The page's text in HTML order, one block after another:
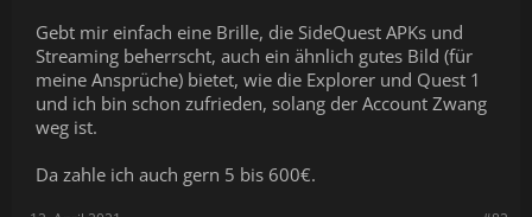
Gebt mir einfach eine Brille, die SideQuest APKs und
Streaming beherrscht, auch ein ähnlich gutes Bild (für
meine Ansprüche) bietet, wie die Explorer und Quest 1
und ich bin schon zufrieden, solang der Account Zwang
weg ist.
Da zahle ich auch gern 5 bis 600€.